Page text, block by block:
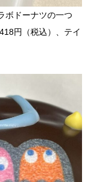
ボドーナツの一つ
円（税込）、テイ